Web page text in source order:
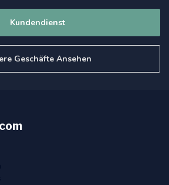
Kundendienst
Geschäfte Ansehen